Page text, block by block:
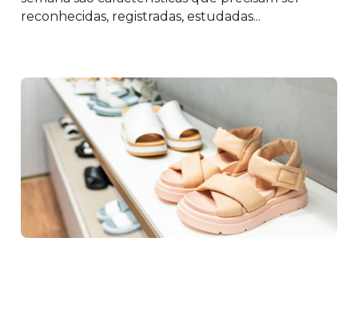
reconhecidas, registradas, estudadas...